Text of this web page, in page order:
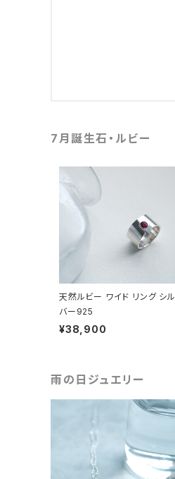
7月誕生石・ルビー
天然ルビー ワイド リング シル
バー925
¥38,900
雨の日ジュエリー